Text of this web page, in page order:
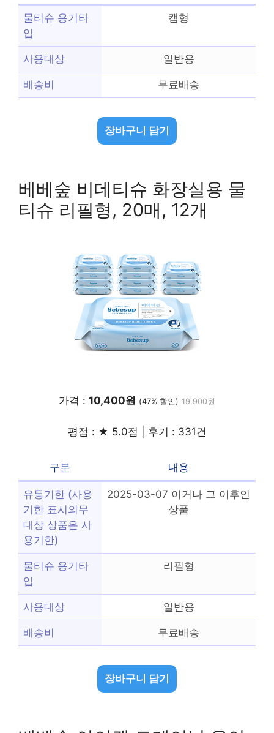
물티슈 용기타
입
캡형
사용대상 일반용
배송비 무료배송
장바구니 담기
베베숲 비데티슈 화장실용 물
티슈 리필형, 20매, 12개
가격 : 10,400원 (47% 할인) 19,900원
평점 : ★ 5.0점 | 후기 : 331건
구분 내용
유통기한 (사용
기한 표시의무
대상 상품은 사
용기한)
2025-03-07 이거나 그 이후인
상품
물티슈 용기타
입
리필형
사용대상 일반용
배송비 무료배송
장바구니 담기